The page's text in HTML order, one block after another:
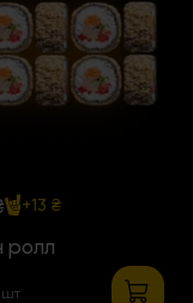
+13 ₴
ролл
шт